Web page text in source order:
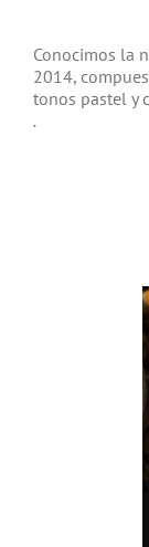
Conocimos la
2014,
tonos pastel y
.